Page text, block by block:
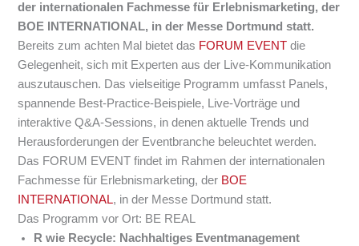
der internationalen Fachmesse für Erlebnismarketing, der
BOE INTERNATIONAL, in der Messe Dortmund statt.
Bereits zum achten Mal bietet das FORUM EVENT die
Gelegenheit, sich mit Experten aus der Live-Kommunikation
auszutauschen. Das vielseitige Programm umfasst Panels,
spannende Best-Practice-Beispiele, Live-Vorträge und
interaktive Q&A-Sessions, in denen aktuelle Trends und
Herausforderungen der Eventbranche beleuchtet werden.
Das FORUM EVENT findet im Rahmen der internationalen
Fachmesse für Erlebnismarketing, der BOE
INTERNATIONAL, in der Messe Dortmund statt.
Das Programm vor Ort: BE REAL
R wie Recycle: Nachhaltiges Eventmanagement